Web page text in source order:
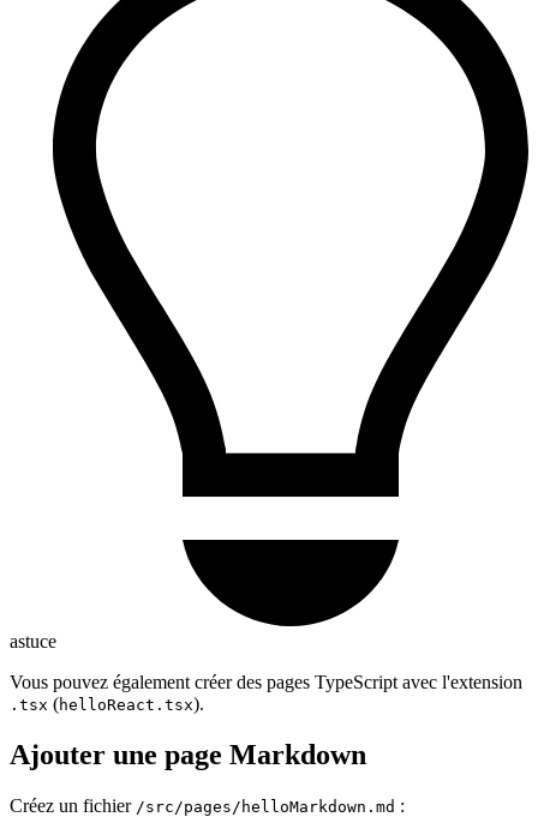
astuce
Vous pouvez également créer des pages TypeScript avec l'extension
.tsx (helloReact.tsx).
Ajouter une page Markdown
Créez un fichier /src/pages/helloMarkdown.md :